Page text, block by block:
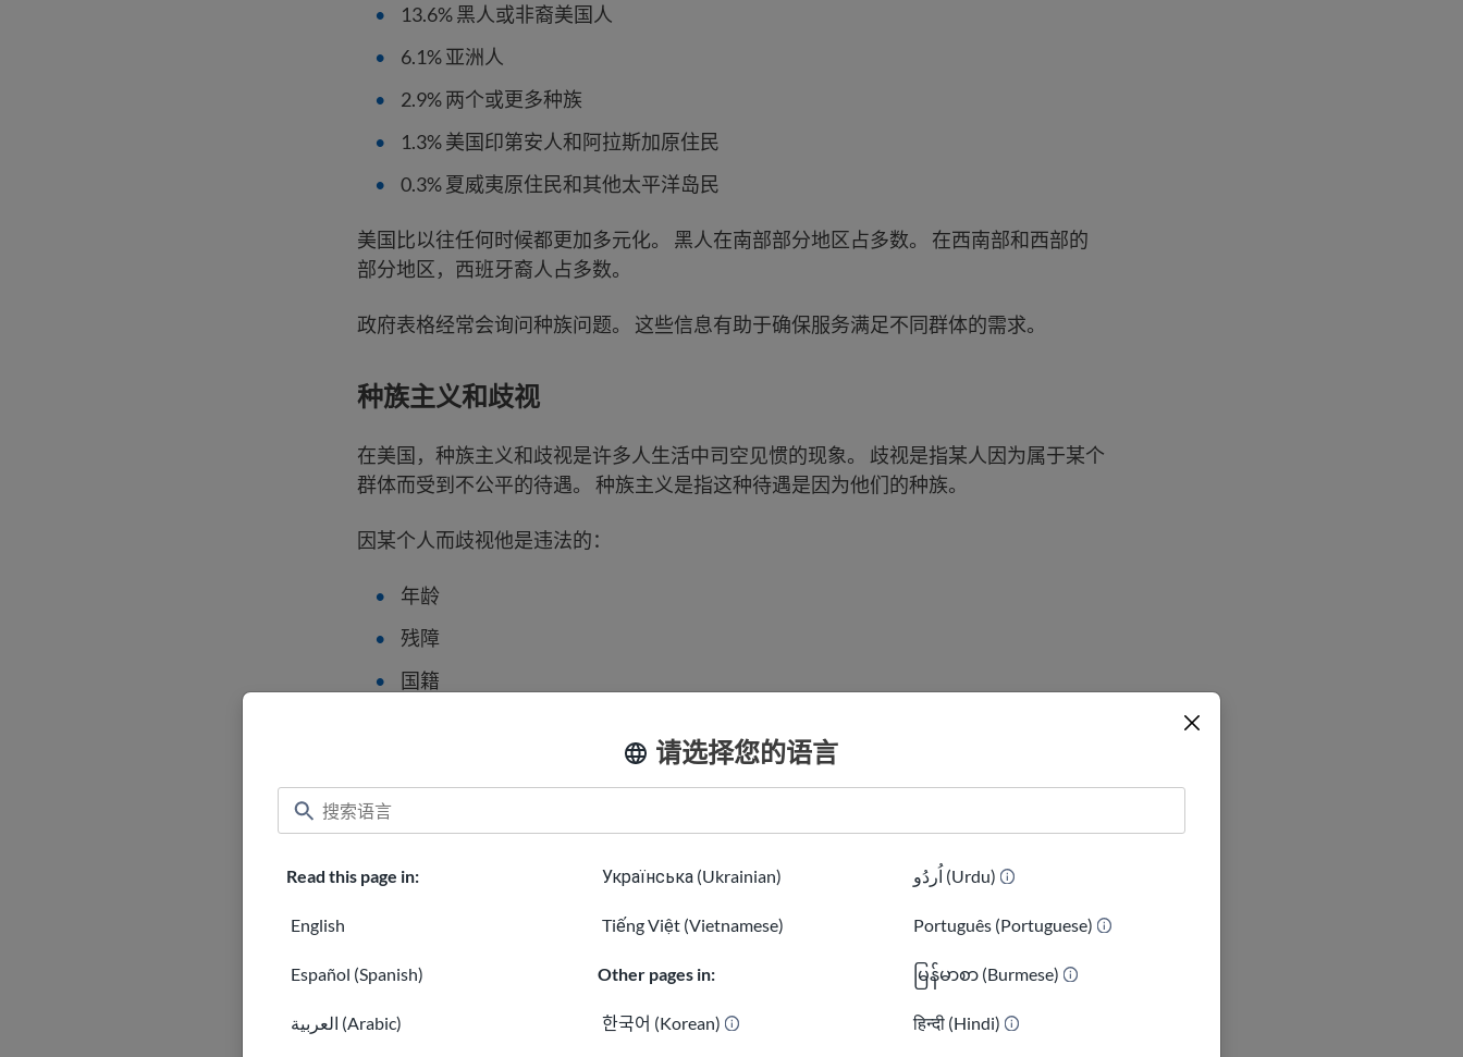
请选择您的语言
Read this page in:
English
Español (Spanish)
العربية (Arabic)
Українська (Ukrainian)
Tiếng Việt (Vietnamese)
Other pages in:
한국어 (Korean)
اُردُو (Urdu)
Português (Portuguese)
မြန်မာစာ (Burmese)
हिन्दी (Hindi)
13.6% 黑人或非裔美国人
6.1% 亚洲人
2.9% 两个或更多种族
1.3% 美国印第安人和阿拉斯加原住民
0.3% 夏威夷原住民和其他太平洋岛民
美国比以往任何时候都更加多元化。 黑人在南部部分地区占多数。 在西南部和西部的
部分地区，西班牙裔人占多数。
政府表格经常会询问种族问题。 这些信息有助于确保服务满足不同群体的需求。
种族主义和歧视
在美国，种族主义和歧视是许多人生活中司空见惯的现象。 歧视是指某人因为属于某个
群体而受到不公平的待遇。 种族主义是指这种待遇是因为他们的种族。
因某个人而歧视他是违法的：
年龄
残障
国籍
您可以通过了解他人的经历来帮助制止种族主义。 倾听他们的心声，试着了解他们的感
受。 分享自己的种族主义经历。 如果有人说或做了种族主义的事情，请大声说出来。
。 种族是指人与人之间因语言和文化而产生的差异。 它基于你
生活的地方或你与他人共享的文化。 种族通常由每个人自己选择。